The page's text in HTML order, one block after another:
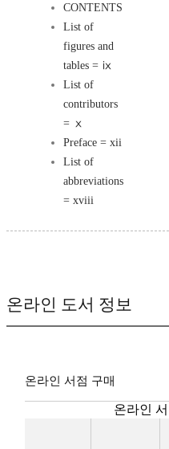
CONTENTS
List of
figures and
tables = ⅸ
List of
contributors
= ⅹ
Preface = xii
List of
abbreviations
= xviii
온라인 도서 정보
온라인 서점 구매
온라인